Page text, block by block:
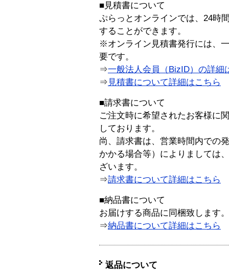
■見積書について
ぷらっとオンラインでは、24時
することができます。
※オンライン見積書発行には、
要です。
⇒一般法人会員（BizID）の詳細
⇒ 見積書について詳細はこちら
■請求書について
ご注文時に希望されたお客様に
しております。
尚、請求書は、営業時間内での
かかる場合等）によりましては
ざいます。
⇒請求書について詳細はこちら
■納品書について
お届けする商品に同梱致します。
⇒納品書について詳細はこちら
返品について